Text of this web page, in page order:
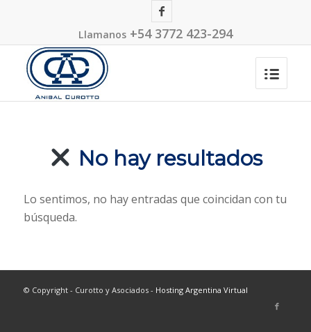
Llamanos+54 3772 423-294
No hay resultados
Lo sentimos, no hay entradas que coincidan con tu
búsqueda.
© Copyright - Curotto y Asociados - Hosting Argentina Virtual